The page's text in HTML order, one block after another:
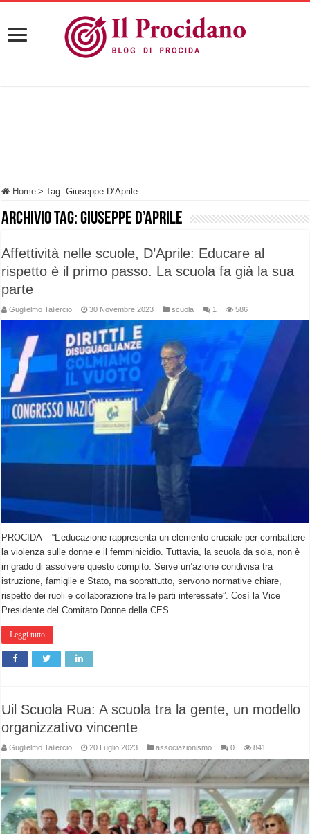
Home > Tag:Giuseppe D’Aprile
Archivio tag:Giuseppe D’Aprile
Affettività nelle scuole, D’Aprile: Educare al
rispetto è il primo passo. La scuola fa già la sua
parte
Guglielmo Taliercio 30 Novembre 2023 scuola 1 586
PROCIDA – “L’educazione rappresenta un elemento cruciale per combattere
la violenza sulle donne e il femminicidio. Tuttavia, la scuola da sola, non è
in grado di assolvere questo compito. Serve un’azione condivisa tra
istruzione, famiglie e Stato, ma soprattutto, servono normative chiare,
rispetto dei ruoli e collaborazione tra le parti interessate”. Così la Vice
Presidente del Comitato Donne della CES …
Leggi tutto
Uil Scuola Rua: A scuola tra la gente, un modello
organizzativo vincente
Guglielmo Taliercio 20 Luglio 2023 associazionismo 0 841